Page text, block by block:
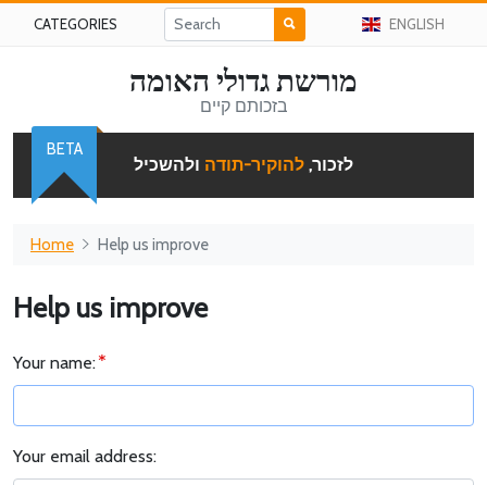
CATEGORIES ENGLISH
מורשת גדולי האומה
בזכותם קיים
לזכור, להוקיר-תודה ולהשכיל
BETA
Home Help us improve
Help us improve
Your name:
Your email address: